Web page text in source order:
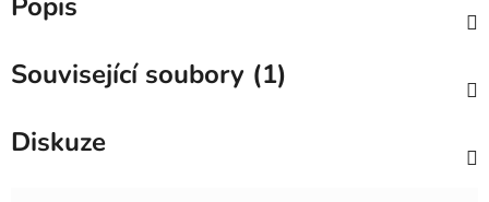
Související soubory (1)
Diskuze